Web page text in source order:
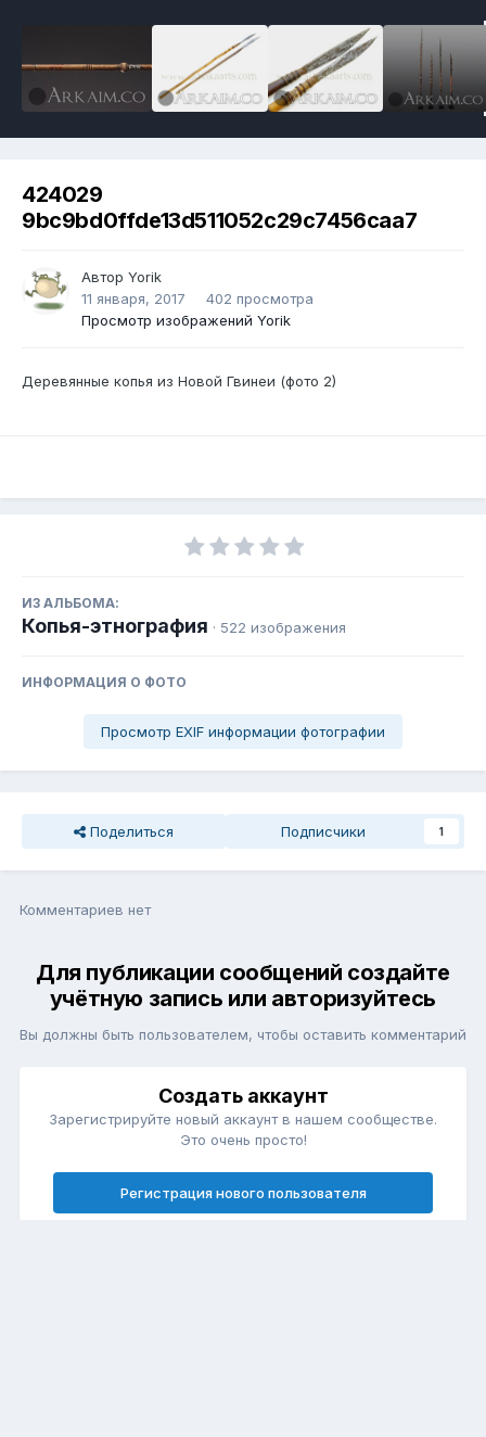
424029
9bc9bd0ffde13d511052c29c7456caa7
Автор Yorik
11 января, 2017
402 просмотра
Просмотр изображений Yorik
Деревянные копья из Новой Гвинеи (фото 2)
ИЗ АЛЬБОМА:
Копья-этнография · 522 изображения
ИНФОРМАЦИЯ О ФОТО
Просмотр EXIF информации фотографии
Поделиться Подписчики 1
Комментариев нет
Для публикации сообщений создайте
учётную запись или авторизуйтесь
Вы должны быть пользователем, чтобы оставить комментарий
Создать аккаунт
Зарегистрируйте новый аккаунт в нашем сообществе.
Это очень просто!
Регистрация нового пользователя